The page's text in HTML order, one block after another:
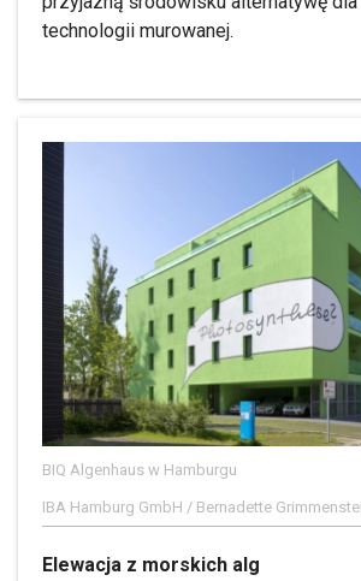
technologii murowanej.
BIQ Algenhaus w Hamburgu
IBA Hamburg GmbH / Bernadette
Elewacja z morskich alg